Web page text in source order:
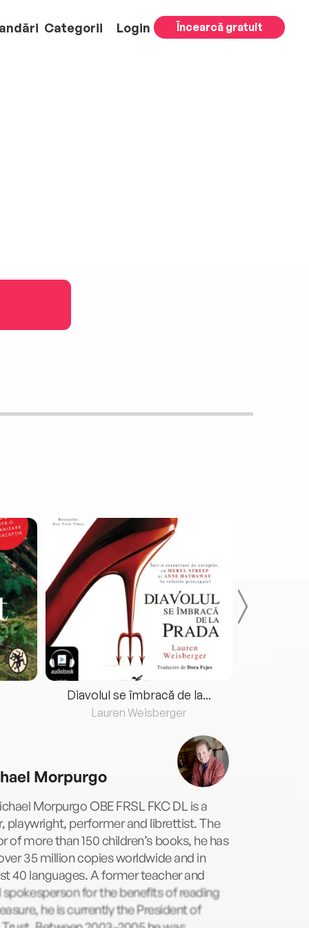
Categorii Login Încearcă gratuit
Diavolul se îmbracă de la...
Lauren Weisberger
Morpurgo
Morpurgo OBE FRSL FKC DL is a
playwright, performer and librettist. The
of more than 150 children’s books, he has
35 million copies worldwide and in
40 languages. A former teacher and
spokesperson for the benefits of reading
he is currently the President of